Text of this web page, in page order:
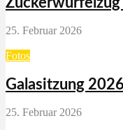
25. Februar 2026
Fotos
Galasitzung 2026
25. Februar 2026